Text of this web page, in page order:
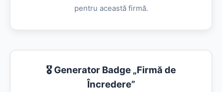
pentru această firmă.
🎖️ Generator Badge „Firmă de
Încredere”